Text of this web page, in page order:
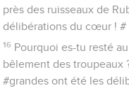
près des ruisseaux de
délibérations du cœur ! #
16 Pourquoi es-tu resté
bêlement des troupeaux
#grandes ont été les